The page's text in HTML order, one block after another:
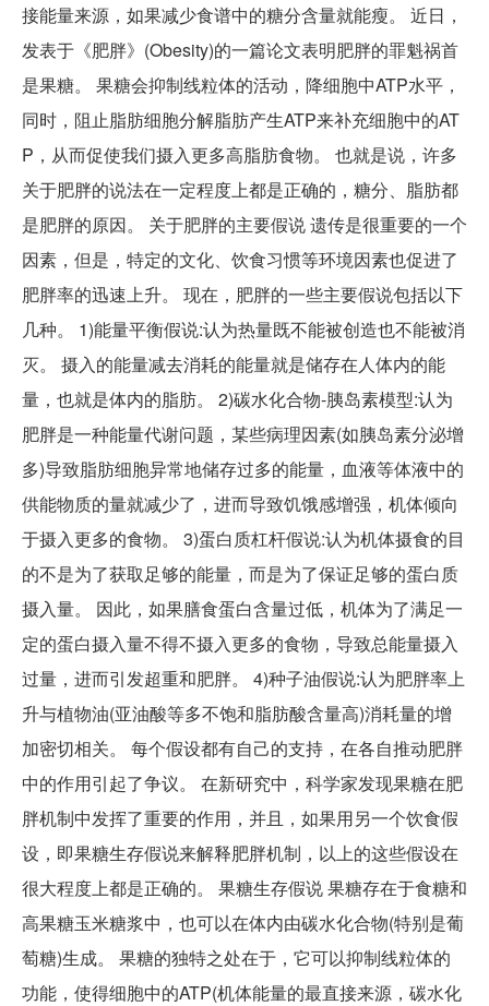
接能量来源，如果减少食谱中的糖分含量就能瘦。 近日，
发表于《肥胖》(Obesity)的一篇论文表明肥胖的罪魁祸首
是果糖。 果糖会抑制线粒体的活动，降细胞中ATP水平，
同时，阻止脂肪细胞分解脂肪产生ATP来补充细胞中的AT
P，从而促使我们摄入更多高脂肪食物。 也就是说，许多
关于肥胖的说法在一定程度上都是正确的，糖分、脂肪都
是肥胖的原因。 关于肥胖的主要假说 遗传是很重要的一个
因素，但是，特定的文化、饮食习惯等环境因素也促进了
肥胖率的迅速上升。 现在，肥胖的一些主要假说包括以下
几种。 1)能量平衡假说:认为热量既不能被创造也不能被消
灭。 摄入的能量减去消耗的能量就是储存在人体内的能
量，也就是体内的脂肪。 2)碳水化合物-胰岛素模型:认为
肥胖是一种能量代谢问题，某些病理因素(如胰岛素分泌增
多)导致脂肪细胞异常地储存过多的能量，血液等体液中的
供能物质的量就减少了，进而导致饥饿感增强，机体倾向
于摄入更多的食物。 3)蛋白质杠杆假说:认为机体摄食的目
的不是为了获取足够的能量，而是为了保证足够的蛋白质
摄入量。 因此，如果膳食蛋白含量过低，机体为了满足一
定的蛋白摄入量不得不摄入更多的食物，导致总能量摄入
过量，进而引发超重和肥胖。 4)种子油假说:认为肥胖率上
升与植物油(亚油酸等多不饱和脂肪酸含量高)消耗量的增
加密切相关。 每个假设都有自己的支持，在各自推动肥胖
中的作用引起了争议。 在新研究中，科学家发现果糖在肥
胖机制中发挥了重要的作用，并且，如果用另一个饮食假
设，即果糖生存假说来解释肥胖机制，以上的这些假设在
很大程度上都是正确的。 果糖生存假说 果糖存在于食糖和
高果糖玉米糖浆中，也可以在体内由碳水化合物(特别是葡
萄糖)生成。 果糖的独特之处在于，它可以抑制线粒体的
功能，使得细胞中的ATP(机体能量的最直接来源，碳水化